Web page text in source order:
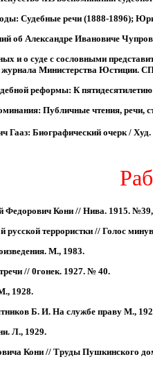
Судебные речи (1888-1896);
об Александре Ивановиче
и о суде с сословными
журнала Министерства Юстиции.
реформы: К
Публичные чтения, речи,
Гааз: Биографический очерк /
Федорович Кони // Нива. 1915. №39,
русской террористки // Голос
М., 1983.
// 0гонек. 1927. № 40.
1928.
Б. И. На службе праву М.,
Л., 1929.
Кони // Труды Пушкинского